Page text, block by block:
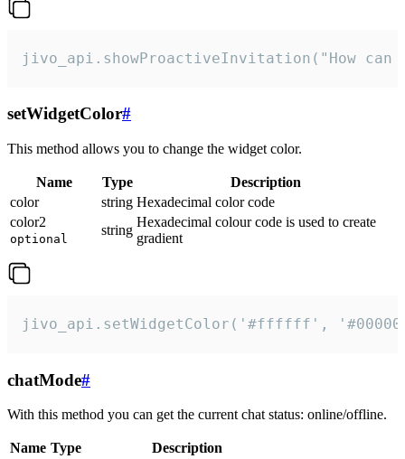
jivo_api.showProactiveInvitation("How
setWidgetColor#
This method allows you to change the widget color.
Name Type
Description
color
string Hexadecimal color code
color2
optional
string
Hexadecimal colour code is used to create
gradient
jivo_api.setWidgetColor('#ffffff',
chatMode#
With this method you can get the current chat status: online/offline.
Name Type
Description